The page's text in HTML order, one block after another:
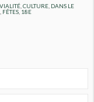
, CULTURE, DANS LE
FÊTES 18E